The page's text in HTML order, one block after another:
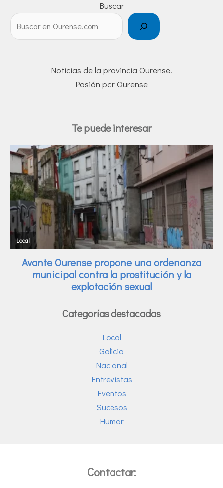
Buscar
Noticias de la provincia Ourense.
Pasión por Ourense
Te puede interesar
Categorías destacadas
Local
Galicia
Nacional
Entrevistas
Eventos
Sucesos
Humor
Contactar: